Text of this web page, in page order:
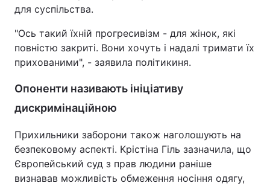
для суспільства.
"Ось такий їхній прогресивізм - для жінок, які
повністю закриті. Вони хочуть і надалі тримати їх
прихованими", - заявила політикиня.
Опоненти називають ініціативу
дискримінаційною
Прихильники заборони також наголошують на
безпековому аспекті. Крістіна Гіль зазначила, що
Європейський суд з прав людини раніше
визнавав можливість обмеження носіння одягу,